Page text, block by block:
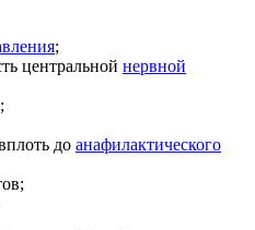
;
центральной нервной
до анафилактического